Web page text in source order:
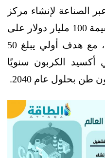
الصناعة لإنشاء مركز
لاحتجاز الكربون وتخزينه بقيمة 100 مليار دولار على
طول قناة هيوستن للسفن، مع هدف أولي يبلغ 50
الكربون سنويًا